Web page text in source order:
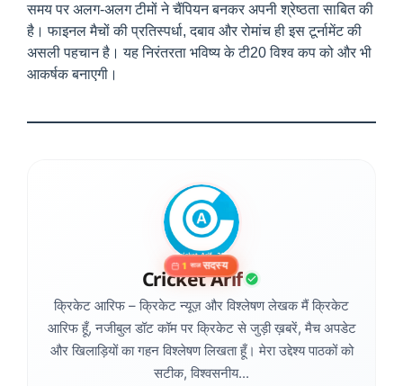
समय पर अलग-अलग टीमों ने चैंपियन बनकर अपनी श्रेष्ठता साबित की
है। फाइनल मैचों की प्रतिस्पर्धा, दबाव और रोमांच ही इस टूर्नामेंट की
असली पहचान है। यह निरंतरता भविष्य के टी20 विश्व कप को और भी
आकर्षक बनाएगी।
1 सालसदस्य
Cricket Arif
क्रिकेट आरिफ – क्रिकेट न्यूज़ और विश्लेषण लेखक मैं क्रिकेट
आरिफ हूँ, नजीबुल डॉट कॉम पर क्रिकेट से जुड़ी ख़बरें, मैच अपडेट
और खिलाड़ियों का गहन विश्लेषण लिखता हूँ। मेरा उद्देश्य पाठकों को
सटीक, विश्वसनीय...